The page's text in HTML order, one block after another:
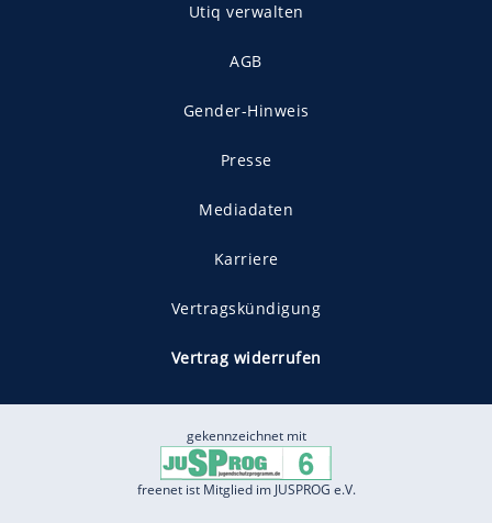
Utiq verwalten
AGB
Gender-Hinweis
Presse
Mediadaten
Karriere
Vertragskündigung
Vertrag widerrufen
gekennzeichnet mit
freenet ist Mitglied im JUSPROG e.V.